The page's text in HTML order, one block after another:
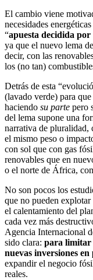
El cambio viene
necesidades
“apuesta decidida por
ya que el nuevo lema
decir, con las
los (no tan)
Detrás de esta
(lavado verde) para
haciendo su parte pero
del lema supone una
narrativa de pluralidad,
el mismo peso o
con sol que con gas
renovables que en
o el norte de África,
No son pocos los
que no pueden
el calentamiento del
cada vez más
Agencia Internacional
sido clara: para limitar
nuevas inversiones en
expandir el negocio
reales.